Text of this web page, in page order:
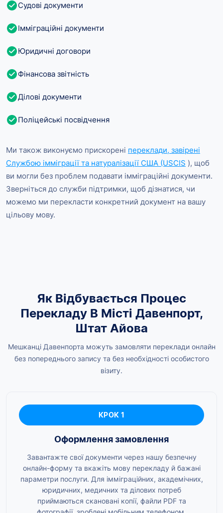
Судові документи
Імміграційні документи
Юридичні договори
Фінансова звітність
Ділові документи
Поліцейські посвідчення
Ми також виконуємо прискорені переклади, завірені
Службою імміграції та натуралізації США (USCIS ), щоб
ви могли без проблем подавати імміграційні документи.
Зверніться до служби підтримки, щоб дізнатися, чи
можемо ми перекласти конкретний документ на вашу
цільову мову.
Як Відбувається Процес
Перекладу В Місті Давенпорт,
Штат Айова
Мешканці Давенпорта можуть замовляти переклади онлайн
без попереднього запису та без необхідності особистого
візиту.
КРОК 1
Оформлення замовлення
Завантажте свої документи через нашу безпечну
онлайн-форму та вкажіть мову перекладу й бажані
параметри послуги. Для імміграційних, академічних,
юридичних, медичних та ділових потреб
приймаються скановані копії, файли PDF та